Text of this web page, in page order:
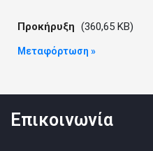
Προκήρυξη (360,65 KB)
Μεταφόρτωση »
Επικοινωνία